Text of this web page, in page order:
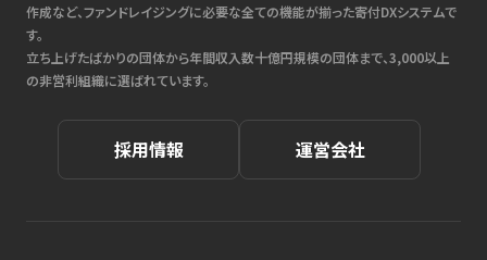
作成など、ファンドレイジングに必要な全ての機能が揃った寄付DXシステムで
す。
立ち上げたばかりの団体から年間収入数十億円規模の団体まで、3,000以上
の非営利組織に選ばれています。
採用情報 運営会社